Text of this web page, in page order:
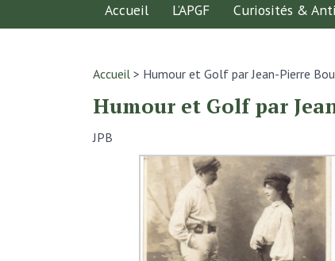
Accueil L’APGF Curiosités &
Accueil > Humour et Golf par Jean-Pierre
Humour et Golf par
JPB